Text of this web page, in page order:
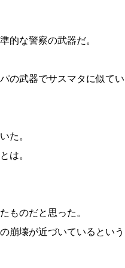
的な警察の武器だ。
の武器でサスマタに似て
た。
は。
ものだと思った。
崩壊が近づいているとい